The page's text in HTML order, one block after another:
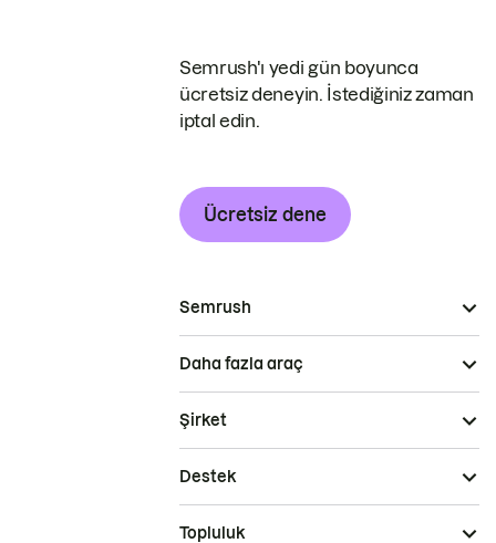
Semrush'ı yedi gün boyunca
ücretsiz deneyin. İstediğiniz zaman
iptal edin.
Ücretsiz dene
Semrush
Daha fazla araç
Şirket
Destek
Topluluk